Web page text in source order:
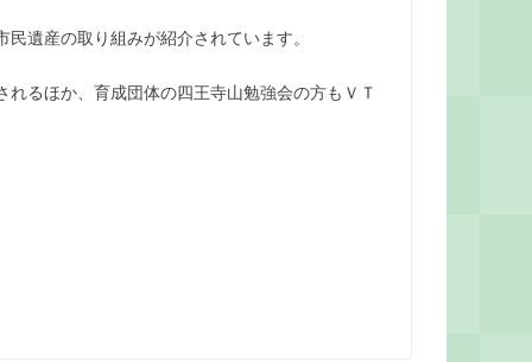
遺産の取り組みが紹介されています。
るほか、育成団体の四王寺山勉強会の方もＶＴ